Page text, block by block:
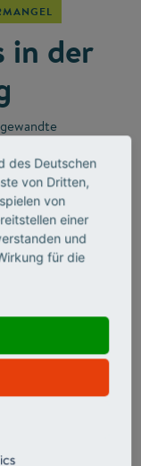
in der
„StreitBAR“
–
des Deutschen
von Dritten,
von
einer
und
für die